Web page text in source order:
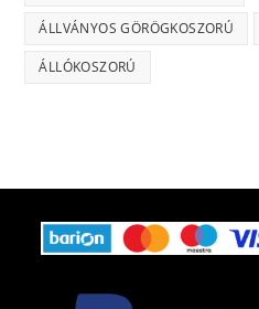
ÁLLVÁNYOS GÖRÖGKOSZORÚ
ÁLLÓKOSZORÚ